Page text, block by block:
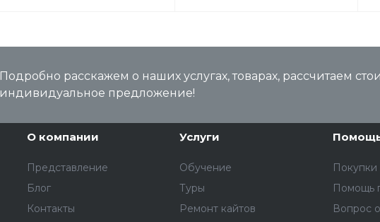
Подробно расскажем о наших услугах, товарах, рассчитаем
индивидуальное предложение!
О компании
Представление
Блог
Контакты
Услуги
Обучение
Туры
Ремонт кайтов
Покупки
Помощь
Вопрос